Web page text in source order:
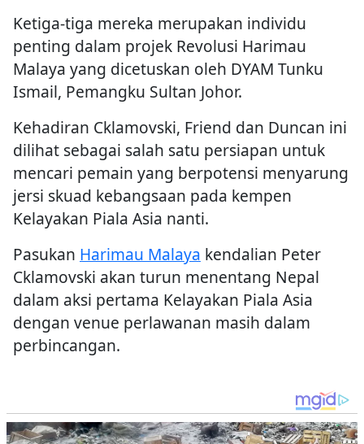
Ketiga-tiga mereka merupakan individu
penting dalam projek Revolusi Harimau
Malaya yang dicetuskan oleh DYAM Tunku
Ismail, Pemangku Sultan Johor.
Kehadiran Cklamovski, Friend dan Duncan ini
dilihat sebagai salah satu persiapan untuk
mencari pemain yang berpotensi menyarung
jersi skuad kebangsaan pada kempen
Kelayakan Piala Asia nanti.
Pasukan Harimau Malaya kendalian Peter
Cklamovski akan turun menentang Nepal
dalam aksi pertama Kelayakan Piala Asia
dengan venue perlawanan masih dalam
perbincangan.